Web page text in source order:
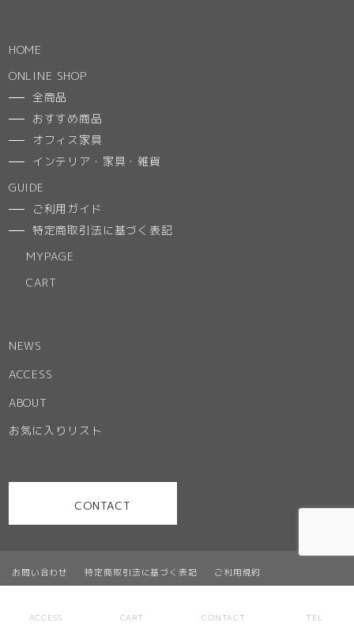
お問い合わせ 特定商取引法に基づく表記 ご利用規約
HOME
ONLINE SHOP
全商品
おすすめ商品
オフィス家具
インテリア・家具・雑貨
GUIDE
ご利用ガイド
特定商取引法に基づく表記
MYPAGE
CART
NEWS
ACCESS
ABOUT
お気に入りリスト
CONTACT
© Office Partner. ALL RIGHT RESERVED
ACCESS CART CONTACT TEL